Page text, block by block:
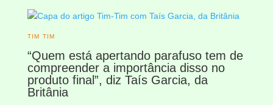
TIM TIM
“Quem está apertando parafuso tem de
compreender a importância disso no
produto final”, diz Taís Garcia, da
Britânia